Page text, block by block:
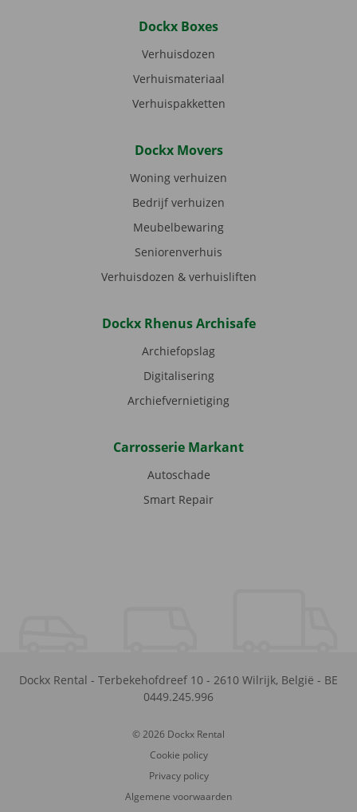
Dockx Boxes
Verhuisdozen
Verhuismateriaal
Verhuispakketten
Dockx Movers
Woning verhuizen
Bedrijf verhuizen
Meubelbewaring
Seniorenverhuis
Verhuisdozen & verhuisliften
Dockx Rhenus Archisafe
Archiefopslag
Digitalisering
Archiefvernietiging
Carrosserie Markant
Autoschade
Smart Repair
Dockx Rental - Terbekehofdreef 10 - 2610 Wilrijk, België - BE
0449.245.996
© 2026 Dockx Rental
Cookie policy
Privacy policy
Algemene voorwaarden